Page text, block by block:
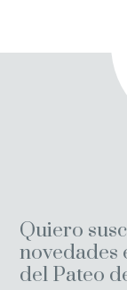
Quiero
novedades
del Pateo